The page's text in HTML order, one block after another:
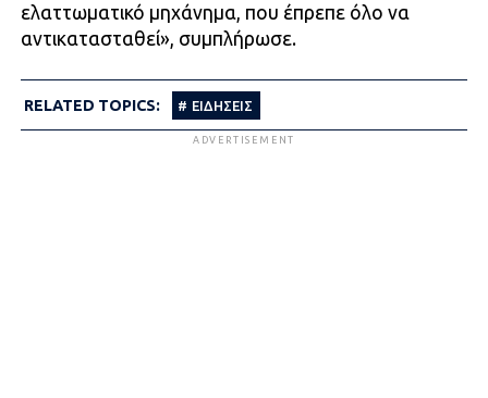
ελαττωματικό μηχάνημα, που έπρεπε όλο να
αντικατασταθεί», συμπλήρωσε.
RELATED TOPICS: ΕΙΔΗΣΕΙΣ
ADVERTISEMENT